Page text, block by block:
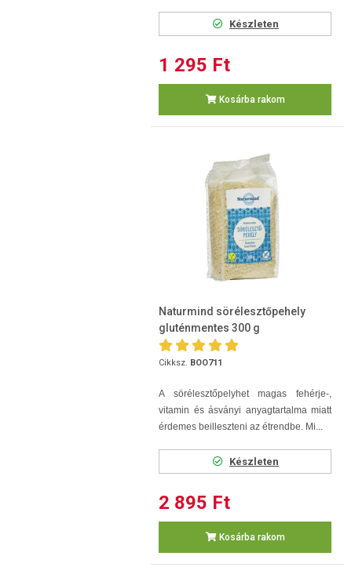
Készleten
1 295 Ft
Kosárba rakom
Naturmind sörélesztőpehely
gluténmentes 300 g
Cikksz. BOO711
A sörélesztőpelyhet magas fehérje-,
vitamin és ásványi anyagtartalma miatt
érdemes beilleszteni az étrendbe. Mi...
Készleten
2 895 Ft
Kosárba rakom